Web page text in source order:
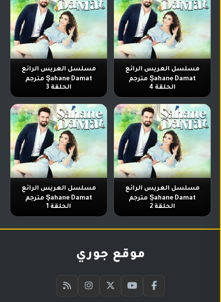
مسلسل العريس الرائع
Şahane Damat مترجم
الحلقة 4
مسلسل العريس الرائع
Şahane Damat مترجم
الحلقة 3
مسلسل العريس الرائع
Şahane Damat مترجم
الحلقة 2
مسلسل العريس الرائع
Şahane Damat مترجم
الحلقة 1
موقع جوري